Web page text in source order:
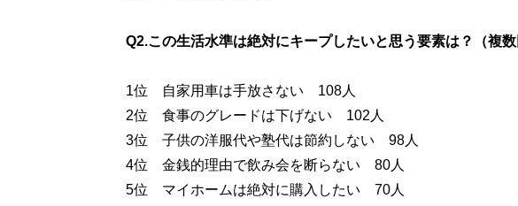
Q2.この生活水準は絶対にキープしたいと思う要素は？（複数
1位 自家用車は手放さない 108人
2位 食事のグレードは下げない 102人
3位 子供の洋服代や塾代は節約しない 98人
4位 金銭的理由で飲み会を断らない 80人
5位 マイホームは絶対に購入したい 70人